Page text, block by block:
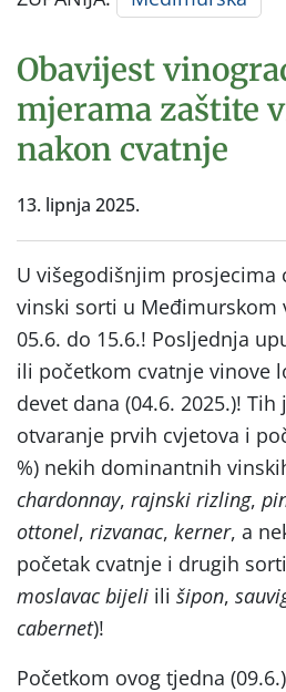
Obavijest
mjerama zaštite
nakon cvatnje
13. lipnja 2025.
U višegodišnjim
vinski sorti u Međimurskom
05.6. do 15.6.! Posljednja
ili početkom cvatnje vinove
devet dana (04.6. 2025.)!
otvaranje prvih cvjetova i
%) nekih dominantnih
chardonnay, rajnski rizling,
ottonel, rizvanac, kerner, a
početak cvatnje i drugih
moslavac bijeli ili šipon,
cabernet)!
Početkom ovog tjedna